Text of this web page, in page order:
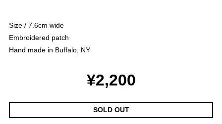
Size / 7.6cm wide
Embroidered patch
Hand made in Buffalo, NY
¥2,200
SOLD OUT